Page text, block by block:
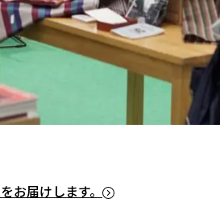
お届けします。